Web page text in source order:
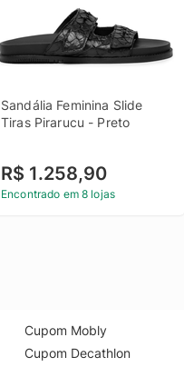
Sandália Feminina Slide
Tiras Pirarucu - Preto
R$ 1.258,90
Encontrado em 8 lojas
Cupom Mobly
Cupom Decathlon